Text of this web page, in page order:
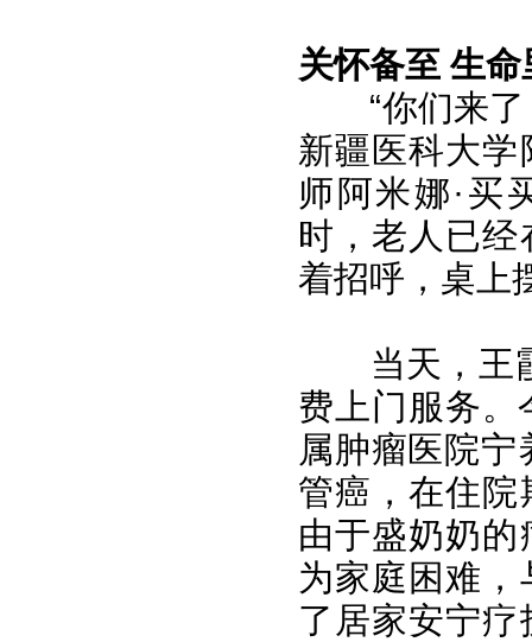
关怀备至 生命
“你们来
新疆医科大
师阿米娜·买
时，老人已
着招呼，桌上
当天，王
费上门服务。
属肿瘤医院
管癌，在住
由于盛奶奶
为家庭困难
了居家安宁